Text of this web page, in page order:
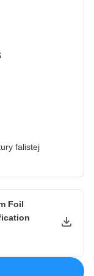
falistej
Foil